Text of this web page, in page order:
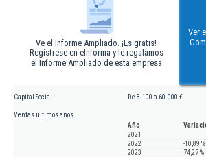
Ve el Informe Ampliado. ¡Es gratis!
Regístrese en eInforma y le regalamos
el Informe Ampliado de esta empresa
Ver
Capital Social De 3.100 a 60.000 €
Ventas últimos años
Año
2021
2022
-10,89 %
2023
74,27 %